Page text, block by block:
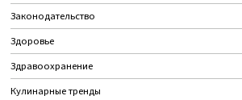
Законодательство
Здоровье
Здравоохранение
Кулинарные тренды